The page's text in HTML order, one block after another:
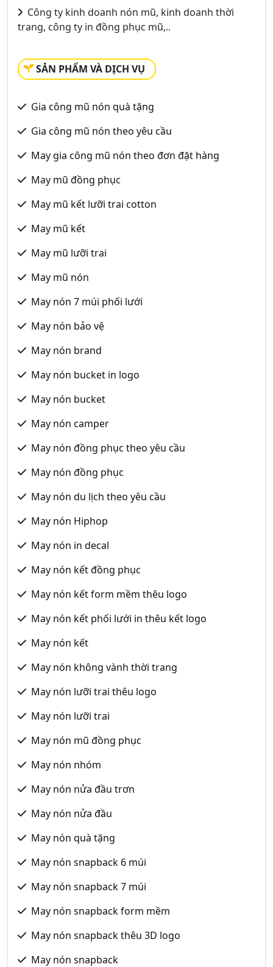
Công ty kinh doanh nón mũ, kinh doanh thời
trang, công ty in đồng phục mũ,..
SẢN PHẨM VÀ DỊCH VỤ
Gia công mũ nón quà tặng
Gia công mũ nón theo yêu cầu
May gia công mũ nón theo đơn đặt hàng
May mũ đồng phục
May mũ kết lưỡi trai cotton
May mũ kết
May mũ lưỡi trai
May mũ nón
May nón 7 múi phối lưới
May nón bảo vệ
May nón brand
May nón bucket in logo
May nón bucket
May nón camper
May nón đồng phục theo yêu cầu
May nón đồng phục
May nón du lịch theo yêu cầu
May nón Hiphop
May nón in decal
May nón kết đồng phục
May nón kết form mềm thêu logo
May nón kết phối lưới in thêu kết logo
May nón kết
May nón không vành thời trang
May nón lưỡi trai thêu logo
May nón lưỡi trai
May nón mũ đồng phục
May nón nhóm
May nón nửa đầu trơn
May nón nửa đầu
May nón quà tặng
May nón snapback 6 múi
May nón snapback 7 múi
May nón snapback form mềm
May nón snapback thêu 3D logo
May nón snapback